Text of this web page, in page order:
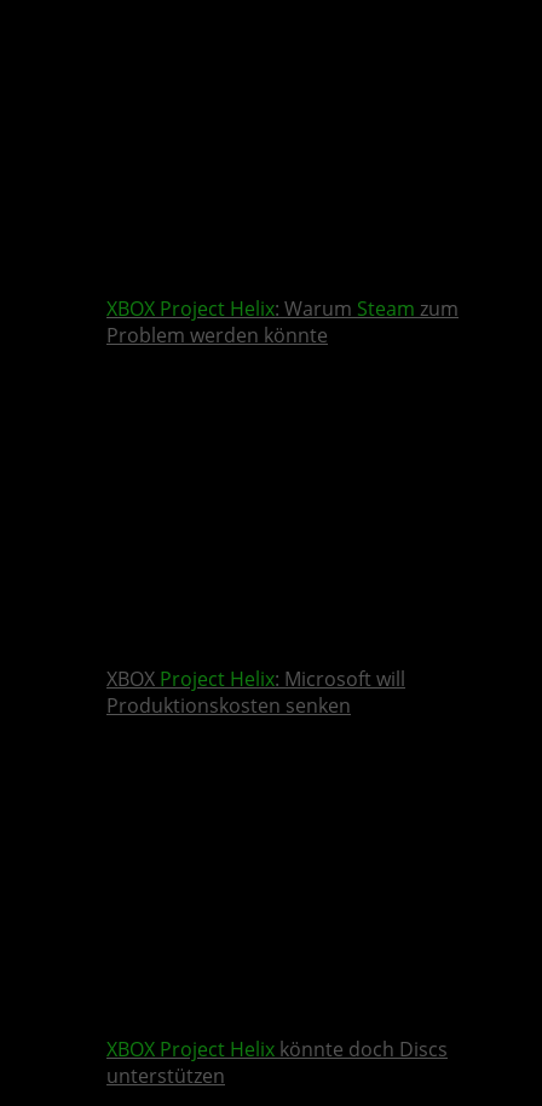
XBOX Project Helix: Warum Steam zum
Problem werden könnte
XBOX Project Helix: Microsoft will
Produktionskosten senken
XBOX Project Helix könnte doch Discs
unterstützen